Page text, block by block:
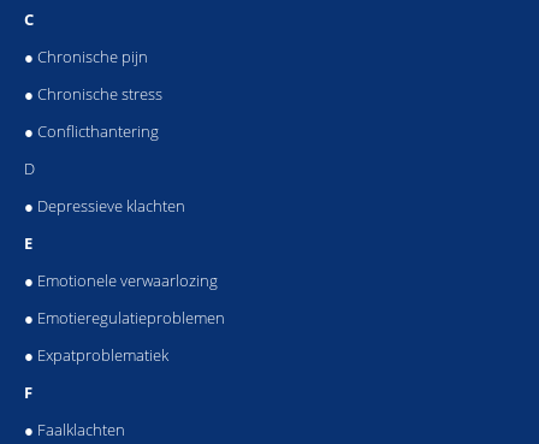
C
● Chronische pijn
● Chronische stress
● Conflicthantering
D
● Depressieve klachten
E
● Emotionele verwaarlozing
● Emotieregulatieproblemen
● Expatproblematiek
F
● Faalklachten